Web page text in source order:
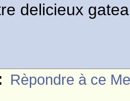
delicieux
Rèpondre à ce